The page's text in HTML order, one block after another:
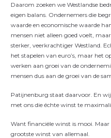
Daarom zoeken we Westlandse
eigen balans. Ondernemers die
waarde en economische waarde
mensen niet alleen goed voelt,
sterker, veerkrachtiger Westland.
het stapelen van euro’s, maar het
werken aan groei van de
mensen dus aan de groei van de
Patijnenburg staat daarvoor. En
met ons die échte winst te
Want financiële winst is mooi. Maar
grootste winst van allemaal.